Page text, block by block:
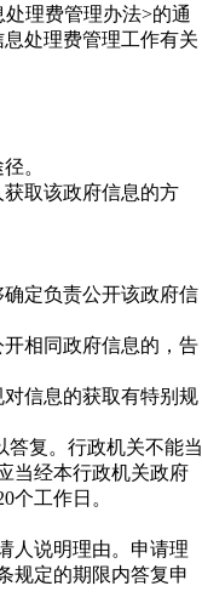
理费管理办法>的通
处理费管理工作有关
。
取该政府信息的方
定负责公开该政府信
相同政府信息的，告
信息的获取有特别规
答复。行政机关不能当
当经本行政机关政府
工作日。
人说明理由。申请理
规定的期限内答复申